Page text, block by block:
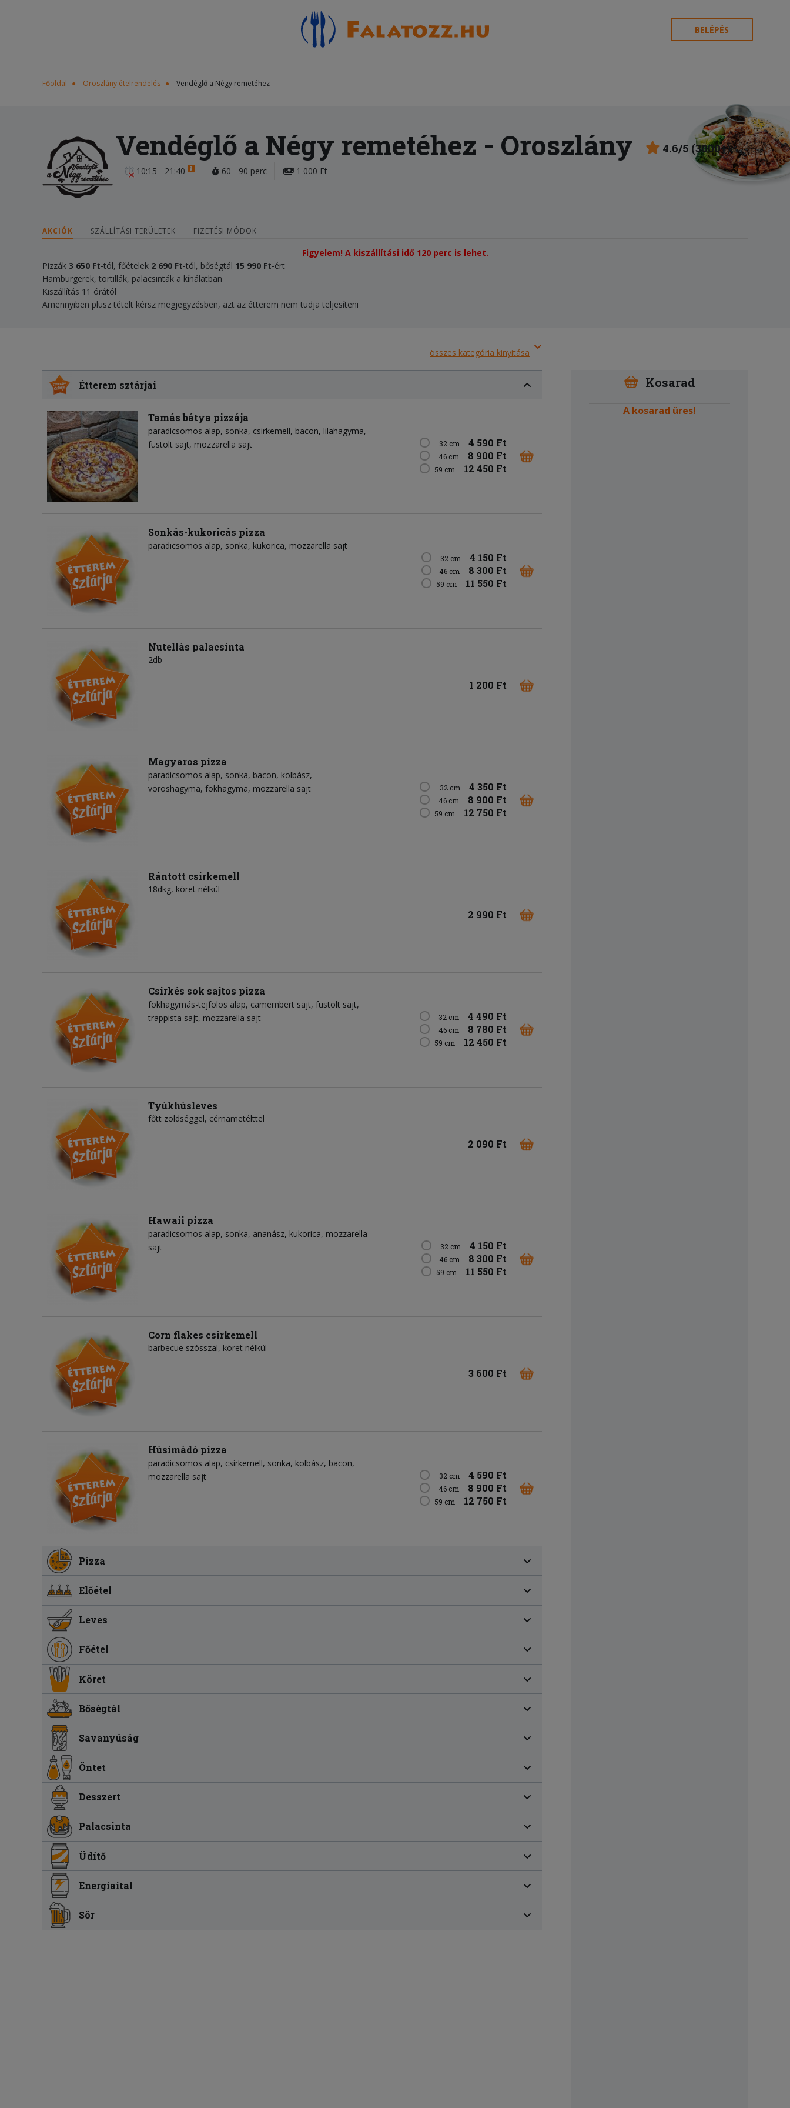
BELÉPÉS
Főoldal Oroszlány ételrendelés Vendéglő a Négy remetéhez
Vendéglő a Négy remetéhez - Oroszlány 4.6/5 (3000+)
10:15 - 21:40 60 - 90 perc 1 000 Ft
AKCIÓK SZÁLLÍTÁSI TERÜLETEK FIZETÉSI MÓDOK
Figyelem! A kiszállítási idő 120 perc is lehet.
Pizzák 3 650 Ft-tól, főételek 2 690 Ft-tól, bőségtál 15 990 Ft-ért
Hamburgerek, tortillák, palacsinták a kínálatban
Kiszállítás 11 órától
Amennyiben plusz tételt kérsz megjegyzésben, azt az étterem nem tudja teljesíteni
összes kategória kinyitása
Étterem sztárjai
Tamás bátya pizzája
paradicsomos alap sonka csirkemell bacon lilahagyma
füstölt sajt mozzarella sajt 32 cm 4 590 Ft
46 cm 8 900 Ft
59 cm 12 450 Ft
Sonkás-kukoricás pizza
paradicsomos alap sonka kukorica mozzarella sajt
32 cm 4 150 Ft
46 cm 8 300 Ft
59 cm 11 550 Ft
Nutellás palacsinta
2db
1 200 Ft
Magyaros pizza
paradicsomos alap sonka bacon kolbász
vöröshagyma fokhagyma mozzarella sajt 32 cm 4 350 Ft
46 cm 8 900 Ft
59 cm 12 750 Ft
Rántott csirkemell
18dkg, köret nélkül
2 990 Ft
Csirkés sok sajtos pizza
fokhagymás-tejfölös alap camembert sajt füstölt sajt
trappista sajt mozzarella sajt 32 cm 4 490 Ft
46 cm 8 780 Ft
59 cm 12 450 Ft
Tyúkhúsleves
főtt zöldséggel, cérnametélttel
2 090 Ft
Hawaii pizza
paradicsomos alap sonka ananász kukorica mozzarella
sajt
32 cm 4 150 Ft
46 cm 8 300 Ft
59 cm 11 550 Ft
Corn flakes csirkemell
barbecue szósszal, köret nélkül
3 600 Ft
Húsimádó pizza
paradicsomos alap csirkemell sonka kolbász bacon
mozzarella sajt
32 cm 4 590 Ft
46 cm 8 900 Ft
59 cm 12 750 Ft
Pizza
Előétel
Leves
Főétel
Köret
Bőségtál
Savanyúság
Öntet
Desszert
Palacsinta
Üdítő
Energiaital
Sör
Kosarad
A kosarad üres!